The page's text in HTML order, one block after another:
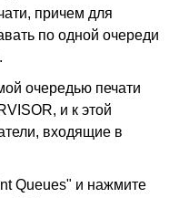
причем для
по одной очереди
очередью печати
и к этой
входящие в
Queues" и нажмите